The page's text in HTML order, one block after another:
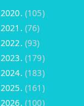
2020. (105)
2021. (76)
2022. (93)
2023. (179)
2024. (183)
2025. (161)
2026. (100)